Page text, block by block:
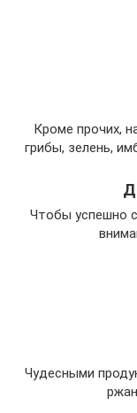
Кроме прочих,
грибы, зелень,
Чтобы успешно
Чудесными